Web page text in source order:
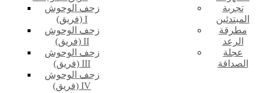
زحف الوحوش
(فريق) I
زحف الوحوش
(فريق) II
زحف الوحوش
(فريق) III
زحف الوحوش
(فريق) IV
تجربة
المبتدئين
مطرقة
الرعد
عجلة
الصداقة